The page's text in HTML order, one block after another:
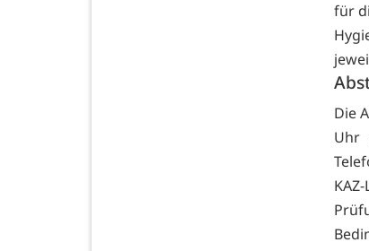
für
Die
Uhr